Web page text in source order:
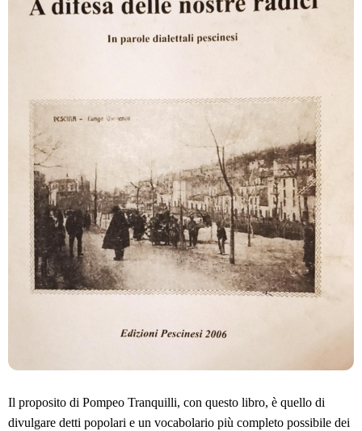
Il proposito di Pompeo Tranquilli, con questo libro, è quello di
divulgare detti popolari e un vocabolario più completo possibile dei